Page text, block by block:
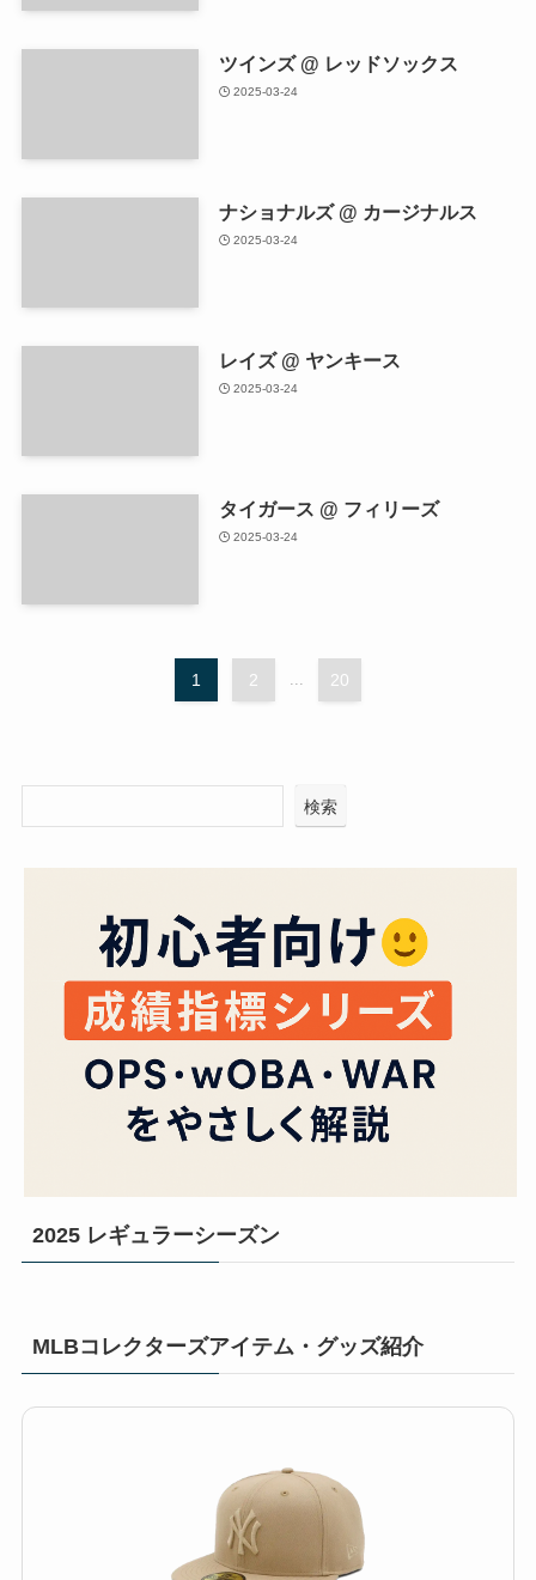
ツインズ @ レッドソックス
2025-03-24
ナショナルズ @ カージナルス
2025-03-24
レイズ @ ヤンキース
2025-03-24
タイガース @ フィリーズ
2025-03-24
1 2 20
検索
2025 レギュラーシーズン
MLBコレクターズアイテム・グッズ紹介